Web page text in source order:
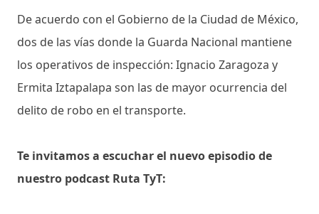
De acuerdo con el Gobierno de la Ciudad de México,
dos de las vías donde la Guarda Nacional mantiene
los operativos de inspección: Ignacio Zaragoza y
Ermita Iztapalapa son las de mayor ocurrencia del
delito de robo en el transporte.
Te invitamos a escuchar el nuevo episodio de
nuestro podcast Ruta TyT: